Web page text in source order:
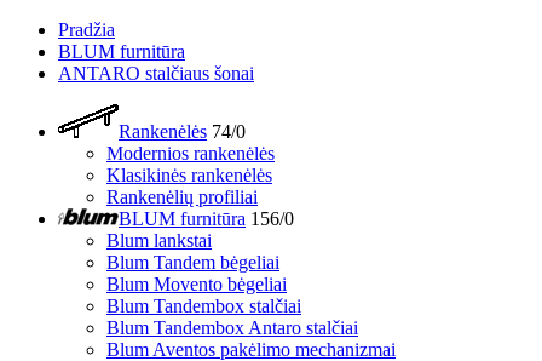
Pradžia
BLUM furnitūra
ANTARO stalčiaus šonai
Rankenėlės 74/0
Modernios rankenėlės
Klasikinės rankenėlės
Rankenėlių profiliai
BLUM furnitūra 156/0
Blum lankstai
Blum Tandem bėgeliai
Blum Movento bėgeliai
Blum Tandembox stalčiai
Blum Tandembox Antaro stalčiai
Blum Aventos pakėlimo mechanizmai